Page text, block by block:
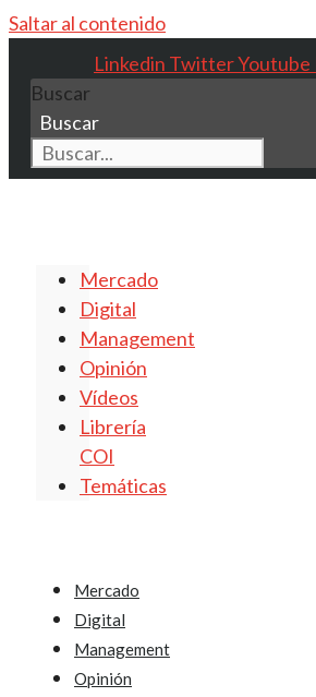
Saltar al contenido
Linkedin TwitterYoutube
Buscar
Buscar
Mercado
Digital
Management
Opinión
Vídeos
Librería
COI
Temáticas
Mercado
Digital
Management
Opinión